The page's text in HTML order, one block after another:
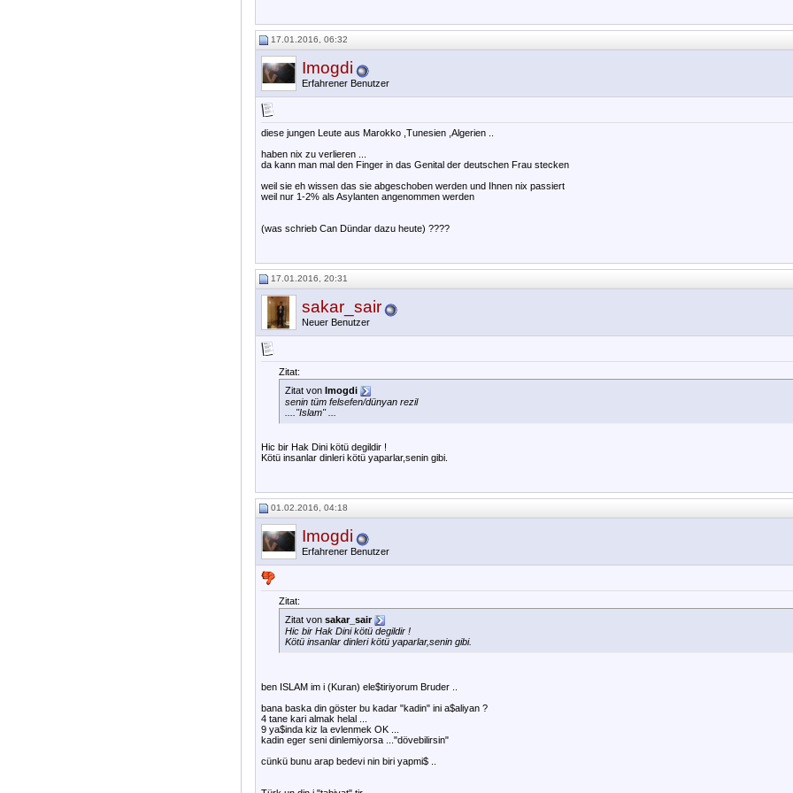
17.01.2016, 06:32
Imogdi
Erfahrener Benutzer
diese jungen Leute aus Marokko ,Tunesien ,Algerien ..
haben nix zu verlieren ...
da kann man mal den Finger in das Genital der deutschen Frau stecken
weil sie eh wissen das sie abgeschoben werden und Ihnen nix passiert
weil nur 1-2% als Asylanten angenommen werden
(was schrieb Can Dündar dazu heute) ????
17.01.2016, 20:31
sakar_sair
Neuer Benutzer
Zitat:
Zitat von Imogdi
senin tüm felsefen/dünyan rezil
...."Islam" ...
Hic bir Hak Dini kötü degildir !
Kötü insanlar dinleri kötü yaparlar,senin gibi.
01.02.2016, 04:18
Imogdi
Erfahrener Benutzer
Zitat:
Zitat von sakar_sair
Hic bir Hak Dini kötü degildir !
Kötü insanlar dinleri kötü yaparlar,senin gibi.
ben ISLAM im i (Kuran) ele$tiriyorum Bruder ..
bana baska din göster bu kadar "kadin" ini a$aliyan ?
4 tane kari almak helal ...
9 ya$inda kiz la evlenmek OK ...
kadin eger seni dinlemiyorsa ..."dövebilirsin"
cünkü bunu arap bedevi nin biri yapmi$ ..